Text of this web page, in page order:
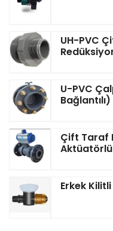
UH-PVC
U-PVC
Bağlantılı)
Çift Taraf
Aktüatörlü
Erkek